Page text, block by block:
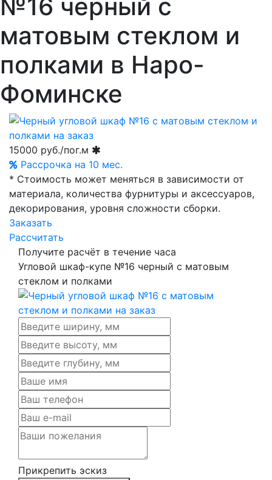
№16 черный с
матовым стеклом и
полками в Наро-
Фоминске
15000 руб./пог.м
Рассрочка на 10 мес.
* Стоимость может меняться в зависимости от
материала, количества фурнитуры и аксессуаров,
декорирования, уровня сложности сборки.
Заказать
Рассчитать
Получите расчёт в течение часа
Угловой шкаф-купе №16 черный с матовым
стеклом и полками
Прикрепить эскиз